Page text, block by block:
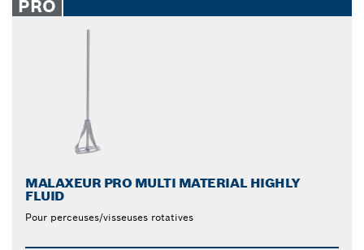
PRO
MALAXEUR PRO MULTI MATERIAL HIGHLY
FLUID
Pour perceuses/visseuses rotatives